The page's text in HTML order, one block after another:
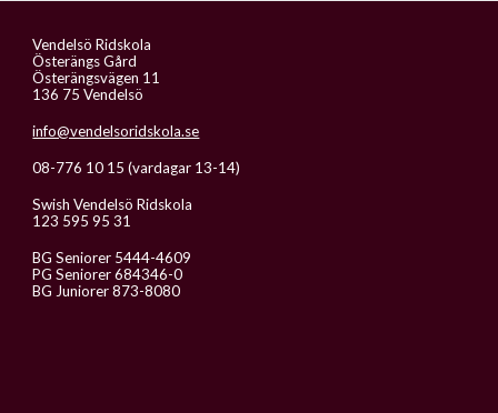
Vendelsö Ridskola
Österängs Gård
Österängsvägen 11
136 75 Vendelsö
info@vendelsoridskola.se
08-776 10 15 (vardagar 13-14)
Swish Vendelsö Ridskola
123 595 95 31
BG Seniorer 5444-4609
PG Seniorer 684346-0
BG Juniorer 873-8080